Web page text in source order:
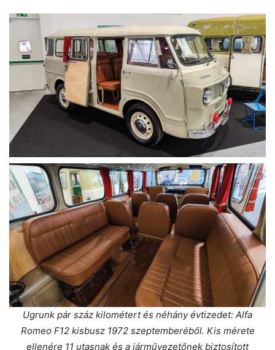
Ugrunk pár száz kilométert és néhány évtizedet: Alfa
Romeo F12 kisbusz 1972 szeptemberéből. Kis mérete
ellenére 11 utasnak és a járművezetőnek biztosított